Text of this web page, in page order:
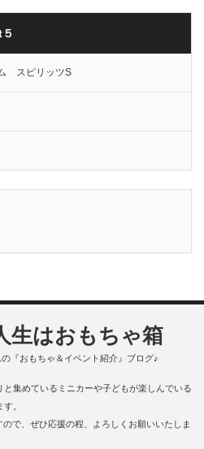
スピリッツS
生はおもちゃ箱
『おもちゃ＆イベント紹介』ブログ♪
集めているミニカーや子どもが楽しんでいる
。
で、ぜひ応援の程、よろしくお願いいたしま